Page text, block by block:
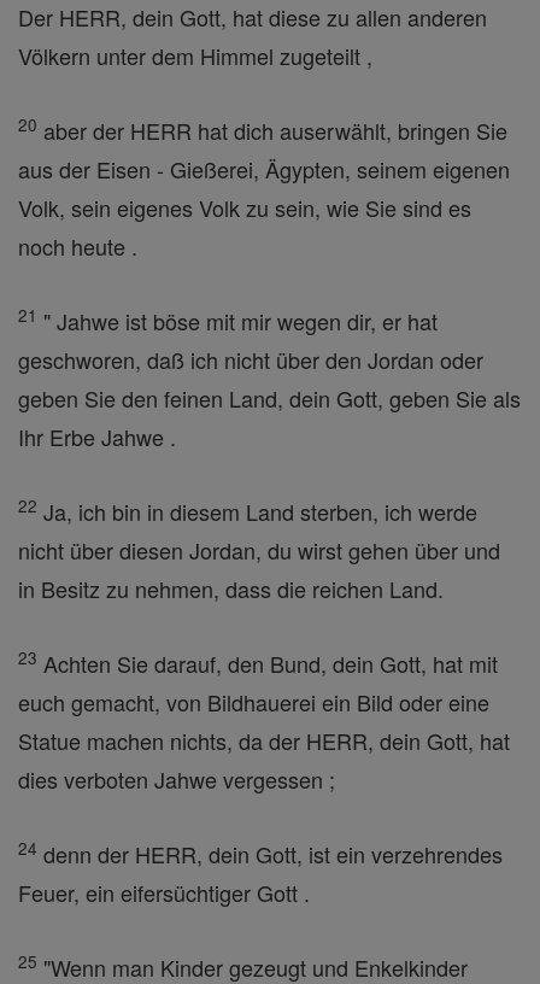
Der HERR, dein Gott, hat diese zu allen anderen
Völkern unter dem Himmel zugeteilt ,
20 aber der HERR hat dich auserwählt, bringen Sie
aus der Eisen - Gießerei, Ägypten, seinem eigenen
Volk, sein eigenes Volk zu sein, wie Sie sind es
noch heute .
21 " Jahwe ist böse mit mir wegen dir, er hat
geschworen, daß ich nicht über den Jordan oder
geben Sie den feinen Land, dein Gott, geben Sie als
Ihr Erbe Jahwe .
22 Ja, ich bin in diesem Land sterben, ich werde
nicht über diesen Jordan, du wirst gehen über und
in Besitz zu nehmen, dass die reichen Land.
23 Achten Sie darauf, den Bund, dein Gott, hat mit
euch gemacht, von Bildhauerei ein Bild oder eine
Statue machen nichts, da der HERR, dein Gott, hat
dies verboten Jahwe vergessen ;
24 denn der HERR, dein Gott, ist ein verzehrendes
Feuer, ein eifersüchtiger Gott .
25 "Wenn man Kinder gezeugt und Enkelkinder